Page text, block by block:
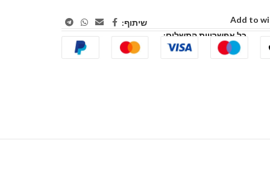
Add to
שיתוף:
כל אפשרויות התשלום: